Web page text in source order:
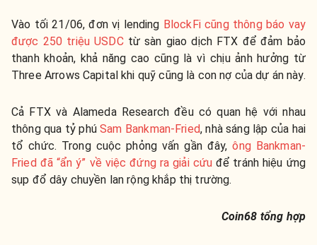
Vào tối 21/06, đơn vị lending BlockFi cũng thông báo vay
được 250 triệu USDCtừ sàn giao dịch FTX để đảm bảo
thanh khoản, khả năng cao cũng là vì chịu ảnh hưởng từ
Three Arrows Capital khi quỹ cũng là con nợ của dự án này.
Cả FTX và Alameda Research đều có quan hệ với nhau
thông qua tỷ phúSam Bankman-Fried, nhà sáng lập của hai
tổ chức. Trong cuộc phỏng vấn gần đây,ông Bankman-
Fried đã “ẩn ý” về việc đứng ra giải cứu để tránh hiệu ứng
sụp đổ dây chuyền lan rộng khắp thị trường.
Coin68 tổng hợp